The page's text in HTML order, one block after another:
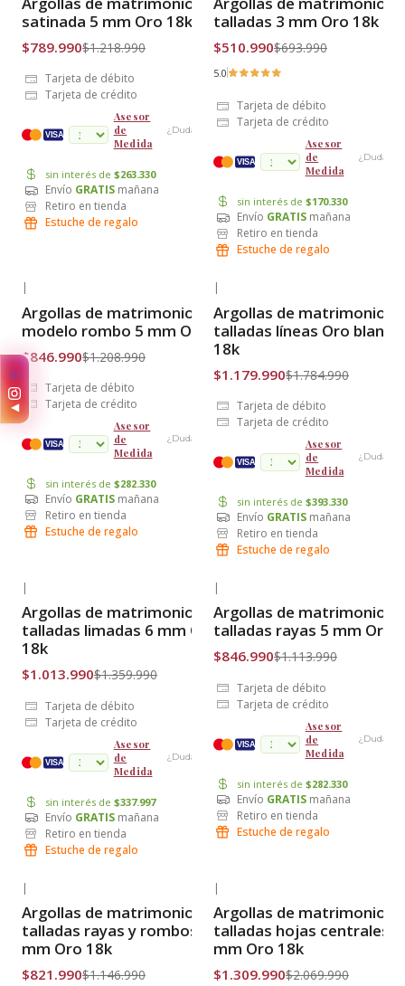
Envío Gratis
satinada 5 mm Oro 18k
$789.990$1.218.990
Tarjeta de débito
Tarjeta de crédito
VISA
Asesor
de
Medida
¿Dudas?
sin interés de $263.330
Envío GRATIS mañana
Retiro en tienda
Estuche de regalo
Envío Gratis
talladas 3 mm Oro 18k
$510.990$693.990
5.0
Tarjeta de débito
Tarjeta de crédito
VISA
Asesor
de
Medida
¿Dudas?
sin interés de $170.330
Envío GRATIS mañana
Retiro en tienda
Estuche de regalo
Envío Gratis
|
Argollas de matrimonio
modelo rombo 5 mm Oro 18k
$846.990$1.208.990
Tarjeta de débito
Tarjeta de crédito
VISA
Asesor
de
Medida
¿Dudas?
sin interés de $282.330
Envío GRATIS mañana
Retiro en tienda
Estuche de regalo
Envío Gratis
|
Argollas de matrimonio
talladas líneas Oro blanco
18k
$1.179.990$1.784.990
Tarjeta de débito
Tarjeta de crédito
VISA
Asesor
de
Medida
¿Dudas?
sin interés de $393.330
Envío GRATIS mañana
Retiro en tienda
Estuche de regalo
Envío Gratis
|
Argollas de matrimonio
talladas limadas 6 mm Oro
18k
$1.013.990$1.359.990
Tarjeta de débito
Tarjeta de crédito
VISA
Asesor
de
Medida
¿Dudas?
sin interés de $337.997
Envío GRATIS mañana
Retiro en tienda
Estuche de regalo
Envío Gratis
|
Argollas de matrimonio
talladas rayas 5 mm Oro
$846.990$1.113.990
Tarjeta de débito
Tarjeta de crédito
VISA
Asesor
de
Medida
¿Dudas?
sin interés de $282.330
Envío GRATIS mañana
Retiro en tienda
Estuche de regalo
Envío Gratis
|
Argollas de matrimonio
talladas rayas y rombos 5
mm Oro 18k
$821.990$1.146.990
Envío Gratis
|
Argollas de matrimonio
talladas hojas centrales 7
mm Oro 18k
$1.309.990$2.069.990
✨
◀